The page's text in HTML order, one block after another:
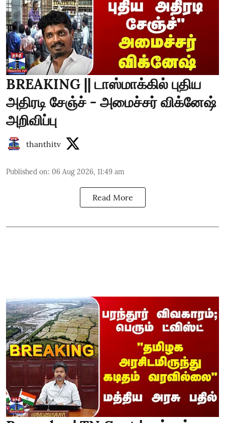
BREAKING || டாஸ்மாக்கில் புதிய
அதிரடி சேஞ்ச் - அமைச்சர் விக்னேஷ்
அறிவிப்பு
thanthitv
Published on: 06 Aug 2026, 11:49 am
Read More